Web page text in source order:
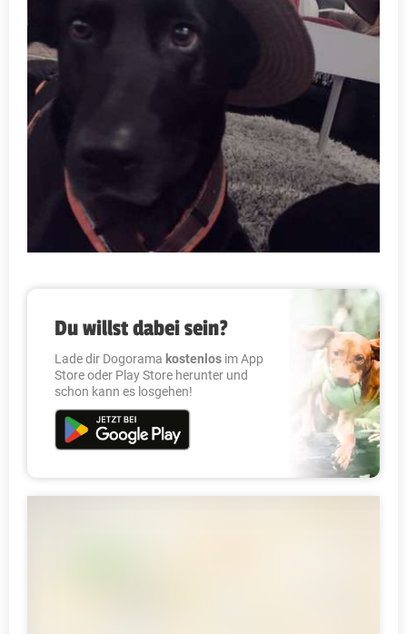
Du willst dabei sein?
Lade dir Dogorama kostenlos im App
Store oder Play Store herunter und
schon kann es losgehen!